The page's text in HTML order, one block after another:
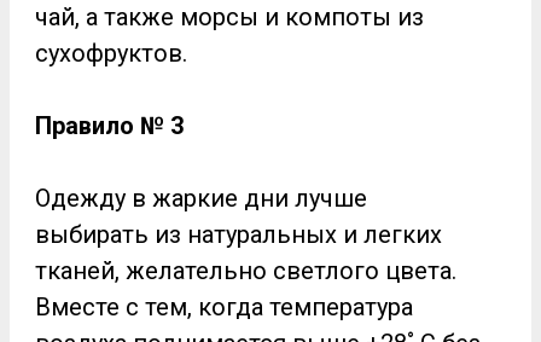
чай, а также морсы и компоты из
сухофруктов.
Правило № 3
Одежду в жаркие дни лучше
выбирать из натуральных и легких
тканей, желательно светлого цвета.
Вместе с тем, когда температура